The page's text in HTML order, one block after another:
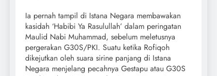
Ia pernah tampil di Istana Negara membawakan
kasidah ‘Habibi Ya Rasulullah’ dalam peringatan
Maulid Nabi Muhammad, sebelum meletusnya
pergerakan G30S/PKI. Suatu ketika Rofiqoh
dikejutkan oleh suara sirine panjang di Istana
Negara menjelang pecahnya Gestapu atau G30S